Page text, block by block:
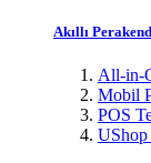
Akıllı
All-in-
Mobil
POS